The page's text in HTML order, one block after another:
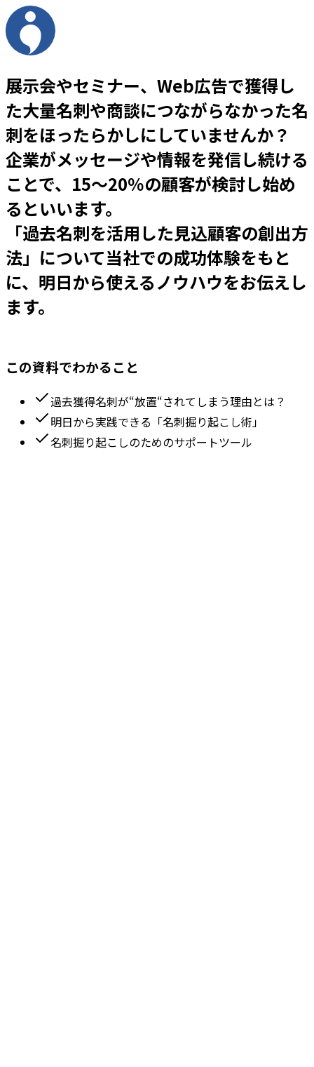
展示会やセミナー、Web広告で獲得し
た大量名刺や商談につながらなかった名
刺をほったらかしにしていませんか？
企業がメッセージや情報を発信し続ける
ことで、15～20％の顧客が検討し始め
るといいます。
「過去名刺を活用した見込顧客の創出方
法」について当社での成功体験をもと
に、明日から使えるノウハウをお伝えし
ます。
この資料でわかること
過去獲得名刺が“放置“されてしまう理由とは？
明日から実践できる「名刺掘り起こし術」
名刺掘り起こしのためのサポートツール